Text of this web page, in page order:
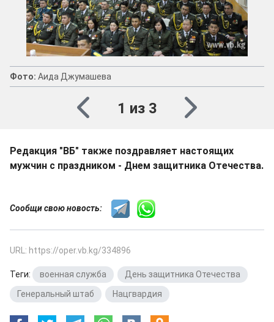
Фото: Аида Джумашева
1 из 3
Редакция "ВБ" также поздравляет настоящих
мужчин с праздником - Днем защитника Отечества.
Сообщи свою новость:
URL: https://oper.vb.kg/334896
Теги: военная служба День защитника Отечества
Генеральный штаб
Нацгвардия